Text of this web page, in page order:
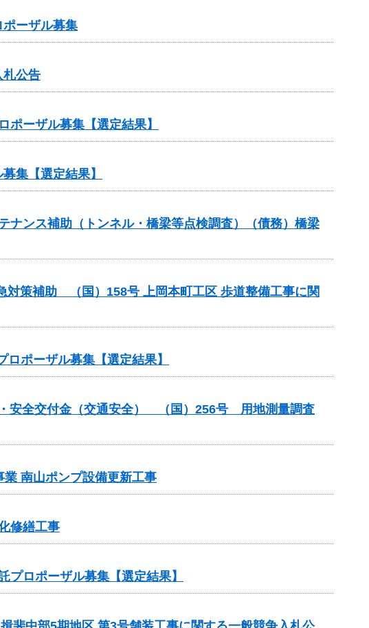
ポーザル募集
札公告
ーザル募集【選定結果】
集【選定結果】
ナンス補助（トンネル・橋梁等点検調査）（債務）橋梁
対策補助 （国）158号 上岡本町工区 歩道整備工事に関
ポーザル募集【選定結果】
安全交付金（交通安全） （国）256号 用地測量調査
業 南山ポンプ設備更新工事
修繕工事
ロポーザル募集【選定結果】